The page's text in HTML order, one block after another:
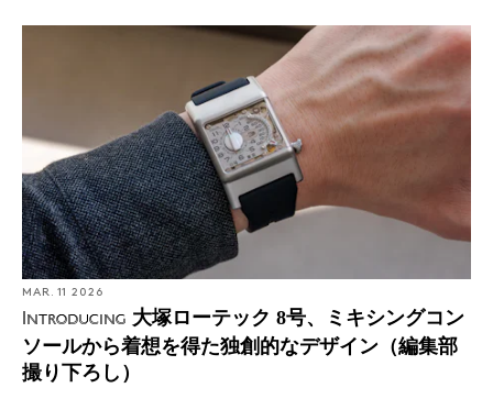
MAR. 11 2026
Introducing 大塚ローテック 8号、ミキシングコン
ソールから着想を得た独創的なデザイン（編集部
撮り下ろし）